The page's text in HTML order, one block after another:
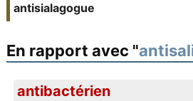
antisialagogue
En rapport avec "
antibactérien